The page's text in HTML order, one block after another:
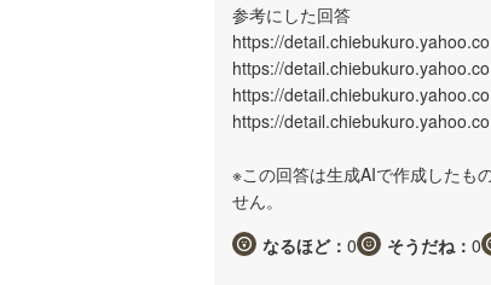
参考にした回答
https://
https://
https://
https://
※この回答は生成AIで作成したも
せん。
なるほど： 0 そうだね： 0